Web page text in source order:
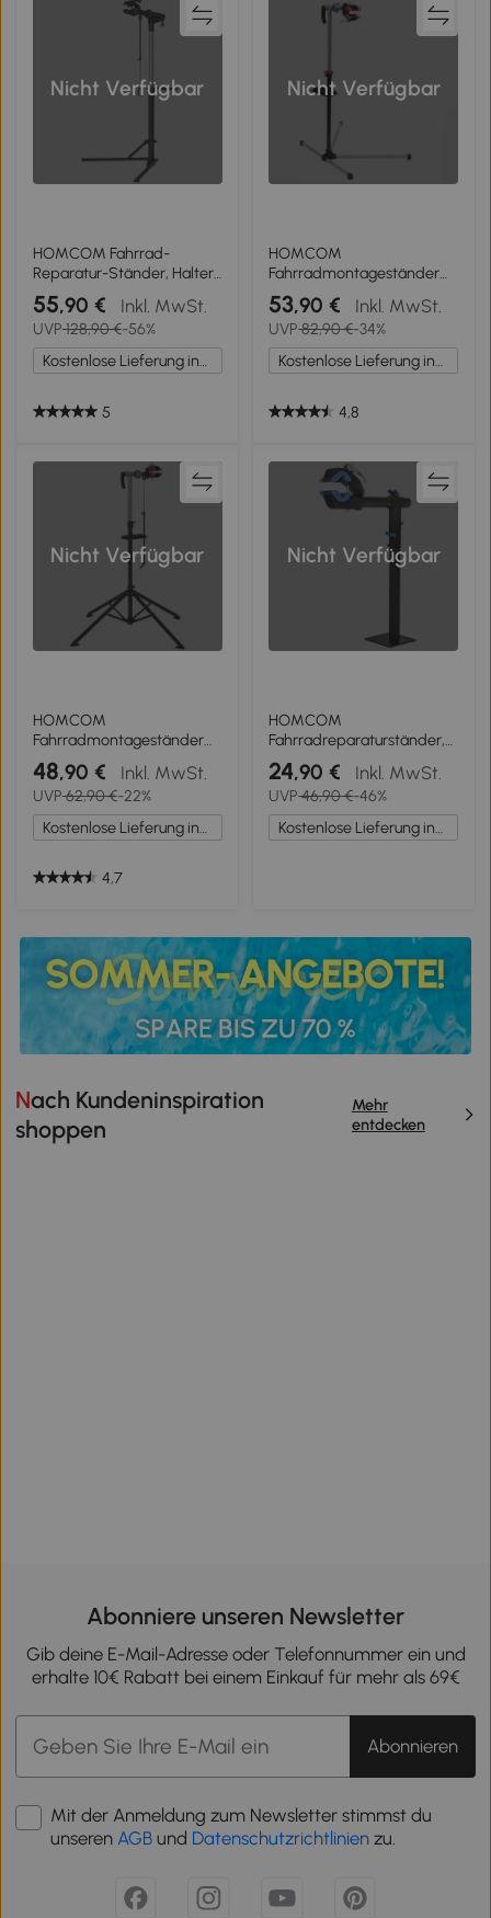
Nicht Verfügbar
HOMCOM Fahrrad-
Reparatur-Ständer, Halter
für Fahrräder zum Warten
und Reparieren, 40 kg
belastbar,
höhenverstellbar, Schwarz
55,90 € Inkl. MwSt.
UVP128,90 €-56%
Kostenlose Lieferung innerhalb Deutschlands
5
Nicht Verfügbar
HOMCOM
Fahrradmontageständer
Reparaturständer
Montageständer mit
Werkzeugablage
53,90 € Inkl. MwSt.
UVP82,90 €-34%
Kostenlose Lieferung innerhalb Deutschlands
4,8
Nicht Verfügbar
HOMCOM
Fahrradmontageständer
Zentrierständer
Fahrradständer
Reparaturständer
vierbeinig mit
Werkzeugablage
48,90 € Inkl. MwSt.
UVP62,90 €-22%
Kostenlose Lieferung innerhalb Deutschlands
4,7
Nicht Verfügbar
HOMCOM
Fahrradreparaturständer,
höhenverstellbar, max.
25kg Belastung, Montage
Wartung Reparatur
Mountainbikes, Rennräder
24,90 € Inkl. MwSt.
UVP46,90 €-46%
Kostenlose Lieferung innerhalb Deutschlands
Nach Kundeninspiration
shoppen
Mehr
entdecken
Abonniere unseren Newsletter
Gib deine E-Mail-Adresse oder Telefonnummer ein und
erhalte 10€ Rabatt bei einem Einkauf für mehr als 69€
Abonnieren
Mit der Anmeldung zum Newsletter stimmst du
unseren AGB und Datenschutzrichtlinien zu.